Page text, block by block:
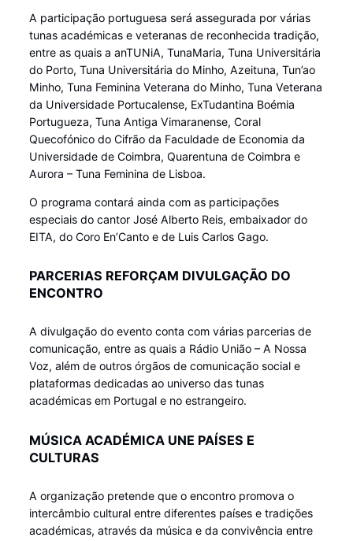
A participação portuguesa será assegurada por várias
tunas académicas e veteranas de reconhecida tradição,
entre as quais a anTUNiA, TunaMaria, Tuna Universitária
do Porto, Tuna Universitária do Minho, Azeituna, Tun’ao
Minho, Tuna Feminina Veterana do Minho, Tuna Veterana
da Universidade Portucalense, ExTudantina Boémia
Portugueza, Tuna Antiga Vimaranense, Coral
Quecofónico do Cifrão da Faculdade de Economia da
Universidade de Coimbra, Quarentuna de Coimbra e
Aurora – Tuna Feminina de Lisboa.
O programa contará ainda com as participações
especiais do cantor José Alberto Reis, embaixador do
EITA, do Coro En’Canto e de Luis Carlos Gago.
PARCERIAS REFORÇAM DIVULGAÇÃO DO
ENCONTRO
A divulgação do evento conta com várias parcerias de
comunicação, entre as quais a Rádio União – A Nossa
Voz, além de outros órgãos de comunicação social e
plataformas dedicadas ao universo das tunas
académicas em Portugal e no estrangeiro.
MÚSICA ACADÉMICA UNE PAÍSES E
CULTURAS
A organização pretende que o encontro promova o
intercâmbio cultural entre diferentes países e tradições
académicas, através da música e da convivência entre